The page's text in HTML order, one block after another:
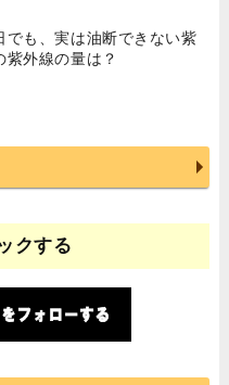
でも、実は油断できない紫
紫外線の量は？
クする